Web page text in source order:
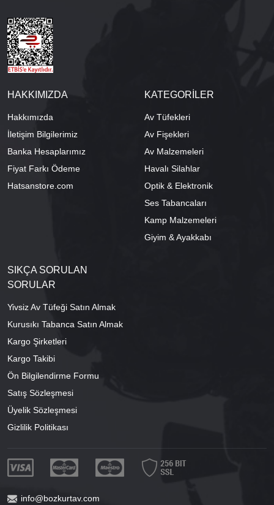
HAKKIMIZDA
Hakkımızda
İletişim Bilgilerimiz
Banka Hesaplarımız
Fiyat Farkı Ödeme
Hatsanstore.com
KATEGORİLER
Av Tüfekleri
Av Fişekleri
Av Malzemeleri
Havalı Silahlar
Optik & Elektronik
Ses Tabancaları
Kamp Malzemeleri
Giyim & Ayakkabı
SIKÇA SORULAN
SORULAR
Yivsiz Av Tüfeği Satın Almak
Kurusıkı Tabanca Satın Almak
Kargo Şirketleri
Kargo Takibi
Ön Bilgilendirme Formu
Satış Sözleşmesi
Üyelik Sözleşmesi
Gizlilik Politikası
info@bozkurtav.com